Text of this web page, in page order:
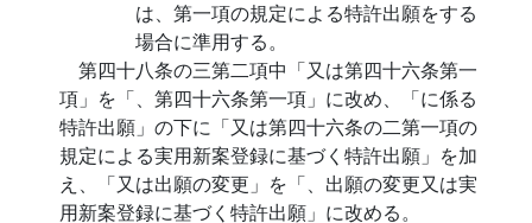
は、第一項の規定による特許出願をする
場合に準用する。
第四十八条の三第二項中「又は第四十六条第一
項」を「、第四十六条第一項」に改め、「に係る
特許出願」の下に「又は第四十六条の二第一項の
規定による実用新案登録に基づく特許出願」を加
え、「又は出願の変更」を「、出願の変更又は実
用新案登録に基づく特許出願」に改める。